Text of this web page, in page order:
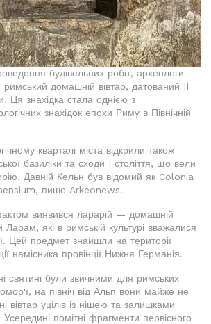
будівельних робіт, археологи
римський домашній вівтар, датований II
Ця знахідка стала однією з
знахідок епохи Риму в Північній
кварталі міста відкрили також
базиліки та сходи I століття, що вели
Давній Кельн був відомий як Colonia
пише Arkeonews.
виявився ларарій — домашній
Ларам, які в римській культурі вважалися
Цей предмет знайшли на території
намісника провінції Нижня Германія.
святині були звичними для римських
на північ від Альп вони майже не
вівтар уцілів із нішею та залишками
Усередині помітні фрагменти первісного